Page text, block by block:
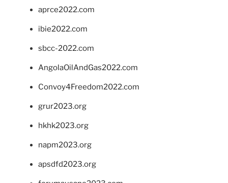
aprce2022.com
ibie2022.com
sbcc-2022.com
AngolaOilAndGas2022.com
Convoy4Freedom2022.com
grur2023.org
hkhk2023.org
napm2023.org
apsdfd2023.org